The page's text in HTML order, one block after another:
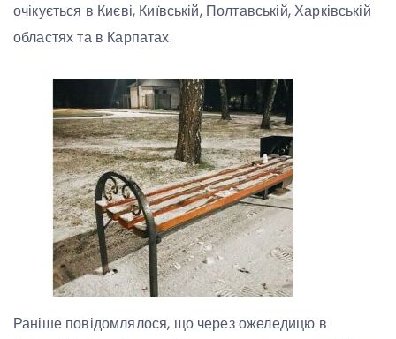
очікується в Києві, Київській, Полтавській, Харківській
областях та в Карпатах.
Раніше повідомлялося, що через ожеледицю в